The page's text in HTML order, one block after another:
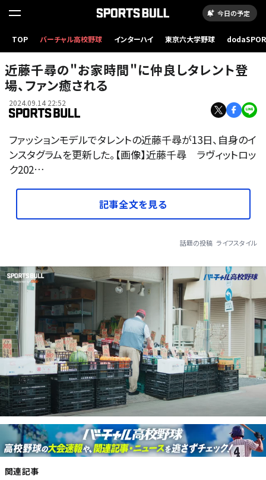
今日の予定
TOP バーチャル高校野球 インターハイ 東京六大学野球
近藤千尋の"お家時間"に仲良しタレント登
場、ファン癒される
2024.09.14 22:52
ファッションモデルでタレントの近藤千尋が13日、自身のイ
ンスタグラムを更新した。【画像】近藤千尋 ラヴィットロッ
ク202…
記事全文を見る
話題の投稿 ライフスタイル
関連記事